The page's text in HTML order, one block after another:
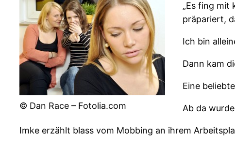
© Dan Race – Fotolia.com
„Es fing mit
präpariert,
Ich bin
Dann kam
Eine
Ab da
Imke erzählt blass vom Mobbing an ihrem